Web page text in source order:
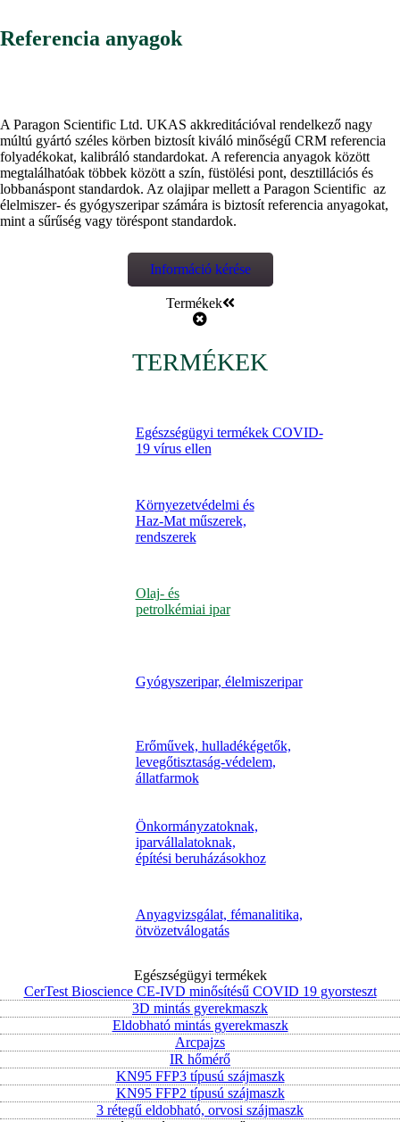
Referencia anyagok
A Paragon Scientific Ltd. UKAS akkreditációval rendelkező nagy
múltú gyártó széles körben biztosít kiváló minőségű CRM referencia
folyadékokat, kalibráló standardokat. A referencia anyagok között
megtalálhatóak többek között a szín, füstölési pont, desztillációs és
lobbanáspont standardok. Az olajipar mellett a Paragon Scientific az
élelmiszer- és gyógyszeripar számára is biztosít referencia anyagokat,
mint a sűrűség vagy töréspont standardok.
Információ kérése
Termékek
TERMÉKEK
Egészségügyi termékek COVID-
19 vírus ellen
Környezetvédelmi és
Haz-Mat műszerek,
rendszerek
Olaj- és
petrolkémiai ipar
Gyógyszeripar, élelmiszeripar
Erőművek, hulladékégetők,
levegőtisztaság-védelem,
állatfarmok
Önkormányzatoknak,
iparvállalatoknak,
építési beruházásokhoz
Anyagvizsgálat, fémanalitika,
ötvözetválogatás
Egészségügyi termékek
CerTest Bioscience CE-IVD minősítésű COVID 19 gyorsteszt
3D mintás gyerekmaszk
Eldobható mintás gyerekmaszk
Arcpajzs
IR hőmérő
KN95 FFP3 típusú szájmaszk
KN95 FFP2 típusú szájmaszk
3 rétegű eldobható, orvosi szájmaszk